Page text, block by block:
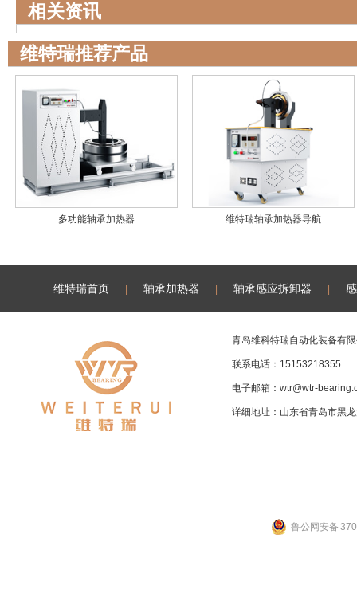
相关资讯
维特瑞推荐产品
多功能轴承加热器 维特瑞轴承加热器导航
维特瑞首页 轴承加热器 轴承感应拆卸器
青岛维科特瑞自动化装备有
联系电话：15153218355
电子邮箱： wtr@wtr-
详细地址：山东省青岛市黑
鲁公网安备